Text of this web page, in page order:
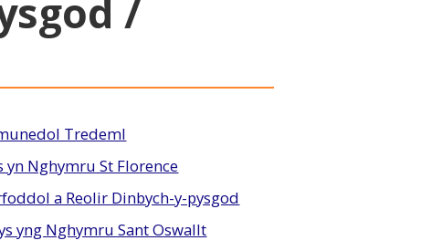
/
Tredeml
yn Nghymru St Florence
a Reolir Dinbych-y-pysgod
yng Nghymru Sant Oswallt